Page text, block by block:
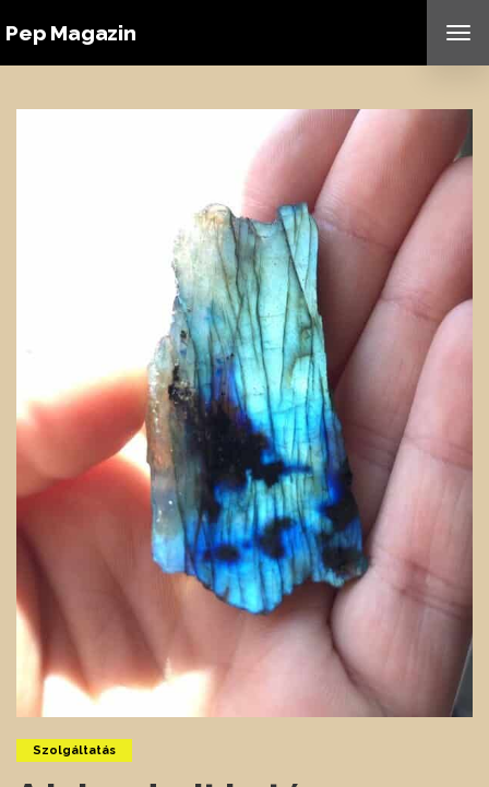
Pep Magazin
Szolgáltatás